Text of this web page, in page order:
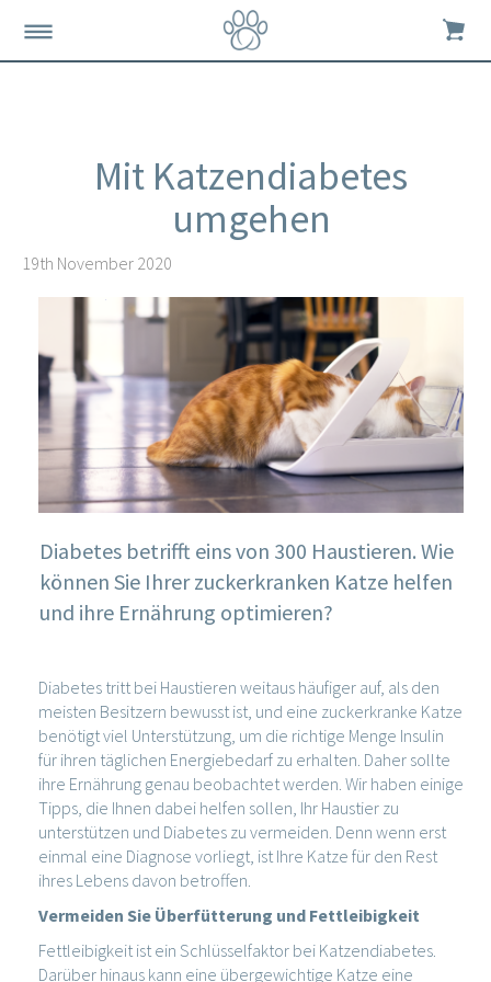
Mit Katzendiabetes
umgehen
19th November 2020
Diabetes betrifft eins von 300 Haustieren. Wie
können Sie Ihrer zuckerkranken Katze helfen
und ihre Ernährung optimieren?
Diabetes tritt bei Haustieren weitaus häufiger auf, als den
meisten Besitzern bewusst ist, und eine zuckerkranke Katze
benötigt viel Unterstützung, um die richtige Menge Insulin
für ihren täglichen Energiebedarf zu erhalten. Daher sollte
ihre Ernährung genau beobachtet werden. Wir haben einige
Tipps, die Ihnen dabei helfen sollen, Ihr Haustier zu
unterstützen und Diabetes zu vermeiden. Denn wenn erst
einmal eine Diagnose vorliegt, ist Ihre Katze für den Rest
ihres Lebens davon betroffen.
Vermeiden Sie Überfütterung und Fettleibigkeit
Fettleibigkeit ist ein Schlüsselfaktor bei Katzendiabetes.
Darüber hinaus kann eine übergewichtige Katze eine